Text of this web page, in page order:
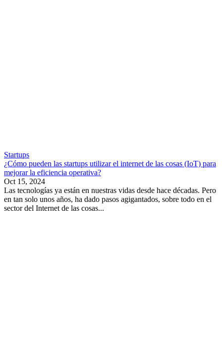
Startups
¿Cómo pueden las startups utilizar el internet de las cosas (IoT) para
mejorar la eficiencia operativa?
Oct 15, 2024
Las tecnologías ya están en nuestras vidas desde hace décadas. Pero
en tan solo unos años, ha dado pasos agigantados, sobre todo en el
sector del Internet de las cosas...